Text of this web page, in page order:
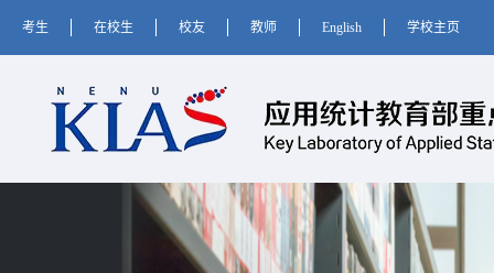
考生 在校生 校友 教师 English 学校主页